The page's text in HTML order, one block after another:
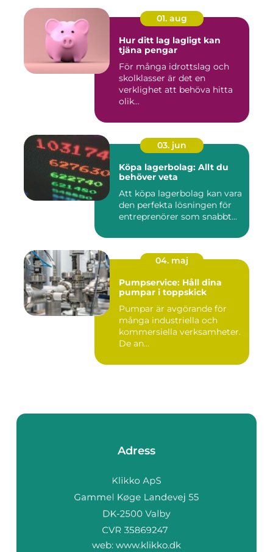
01. aug
Hur ditt lag lagligt kan
tjäna pengar
För många idrottslag och
skolklasser är det en
verklighet att behöva hitta
olik...
03. jun
Köpa lagerbolag: Allt du
behöver veta
Att köpa lagerbolag kan vara
den perfekta lösningen för
entreprenörer som snabbt...
04. maj
Pumpservice: Håll dina
pumpar i toppskick
Pumpar är avgörande för
många industriella och
kommersiella verksamheter.
De an...
Adress
web: www.klikko.dk